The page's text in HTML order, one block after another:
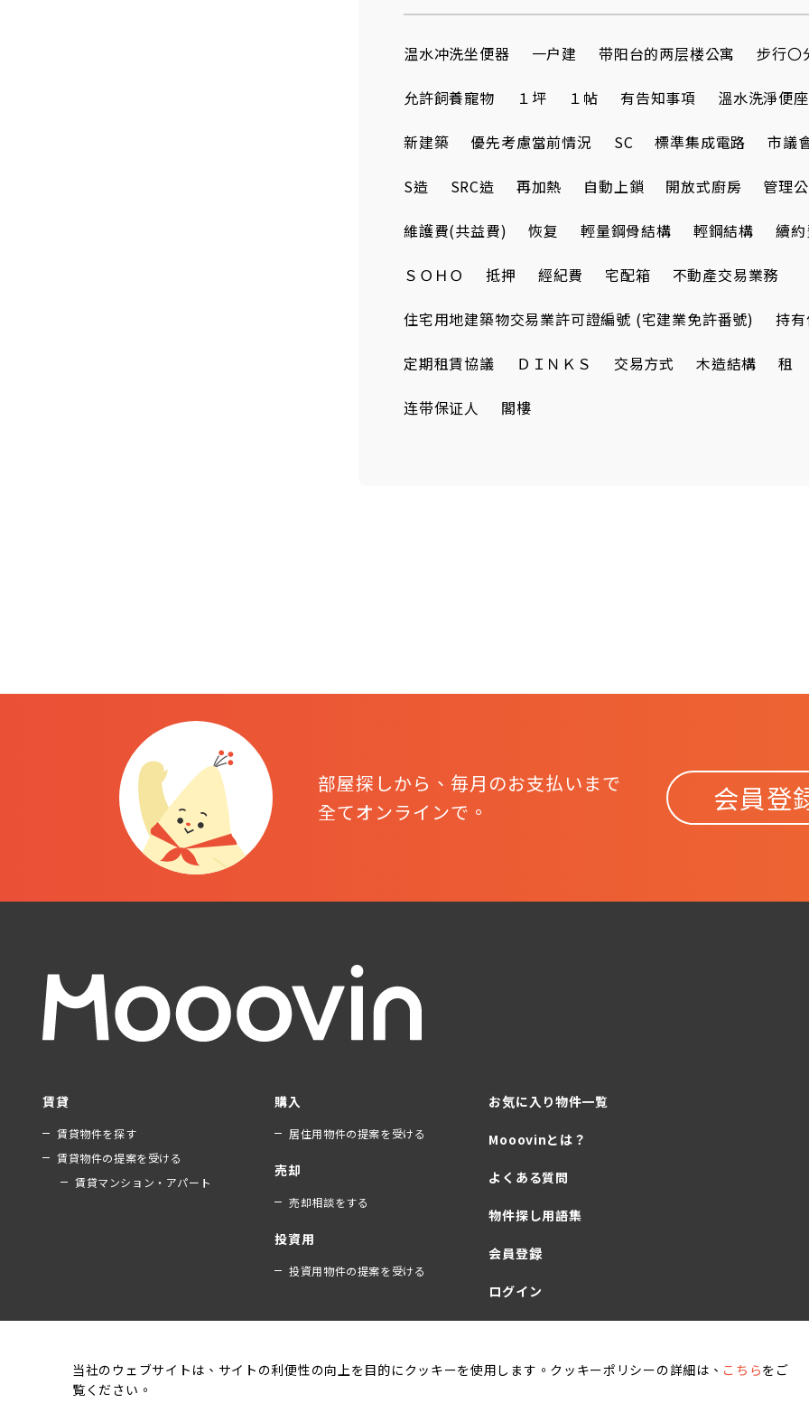
当社のウェブサイトは、サイトの利便性の向上を目的にクッキーを使用します。クッキーポリシーの詳細は、 こちらをご
覧ください。
温水冲洗坐便器 一户建 带阳台的两层楼公寓 步行〇
允許飼養寵物 １坪 １帖 有告知事項 溫水洗淨便座
新建築 優先考慮當前情況 SC 標準集成電路 市議
S造 SRC造 再加熱 自動上鎖 開放式廚房 管理
維護費(共益費) 恢复 輕量鋼骨結構 輕鋼結構 續
ＳＯＨＯ 抵押 經紀費 宅配箱 不動產交易業務
住宅用地建築物交易業許可證編號 (宅建業免許番號) 持
定期租賃協議 ＤＩＮＫＳ 交易方式 木造結構 租
连带保证人 閣樓
部屋探しから、毎月のお支払いまで
全てオンラインで。
会員登
賃貸
賃貸物件を探す
賃貸物件の提案を受ける
賃貸マンション・アパート
購入
居住用物件の提案を受ける
売却
売却相談をする
投資用
投資用物件の提案を受ける
お気に入り物件一覧
Mooovinとは？
よくある質問
物件探し用語集
会員登録
ログイン